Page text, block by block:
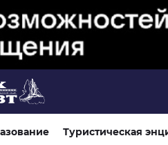
Туристическая